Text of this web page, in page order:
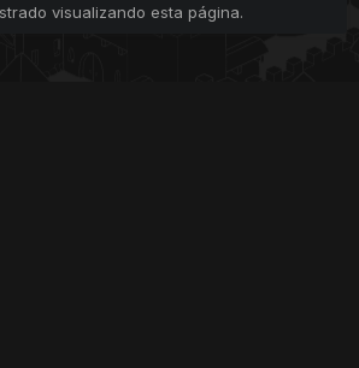
visualizando esta página.